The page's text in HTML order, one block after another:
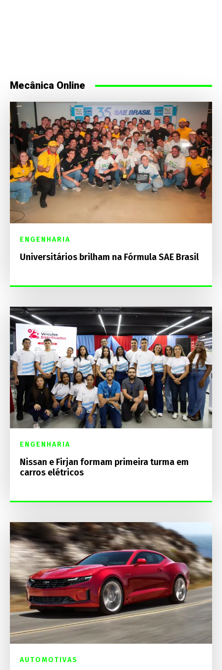
Mecânica Online
ENGENHARIA
Universitários brilham na Fórmula SAE Brasil
ENGENHARIA
Nissan e Firjan formam primeira turma em
carros elétricos
AUTOMOTIVAS